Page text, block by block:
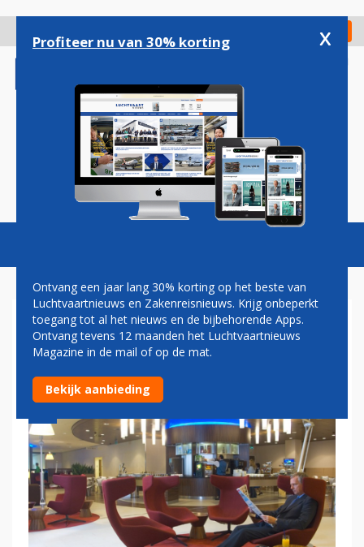
gaan
Check in
Magazine Podcasts Vacatures
KLM START RENOVATIE ICA
CROWN LOUNGE
Profiteer nu van 30% korting x
Ontvang een jaar lang 30% korting op het beste van
Luchtvaartnieuws en Zakenreisnieuws. Krijg onbeperkt
toegang tot al het nieuws en de bijbehorende Apps.
Ontvang tevens 12 maanden het Luchtvaartnieuws
Magazine in de mail of op de mat.
Bekijk aanbieding